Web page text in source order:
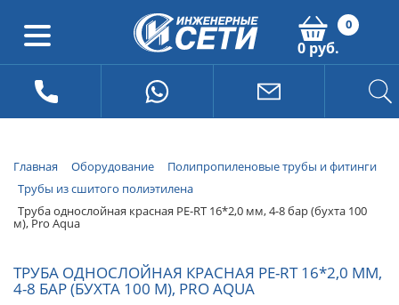
0
0 руб.
Главная Оборудование
Полипропиленовые трубы и фитинги
Трубы из сшитого полиэтилена
Труба однослойная красная PE-RT 16*2,0 мм, 4-8 бар (бухта 100
м), Pro Aqua
ТРУБА ОДНОСЛОЙНАЯ КРАСНАЯ PE-RT 16*2,0 ММ,
4-8 БАР (БУХТА 100 М), PRO AQUA